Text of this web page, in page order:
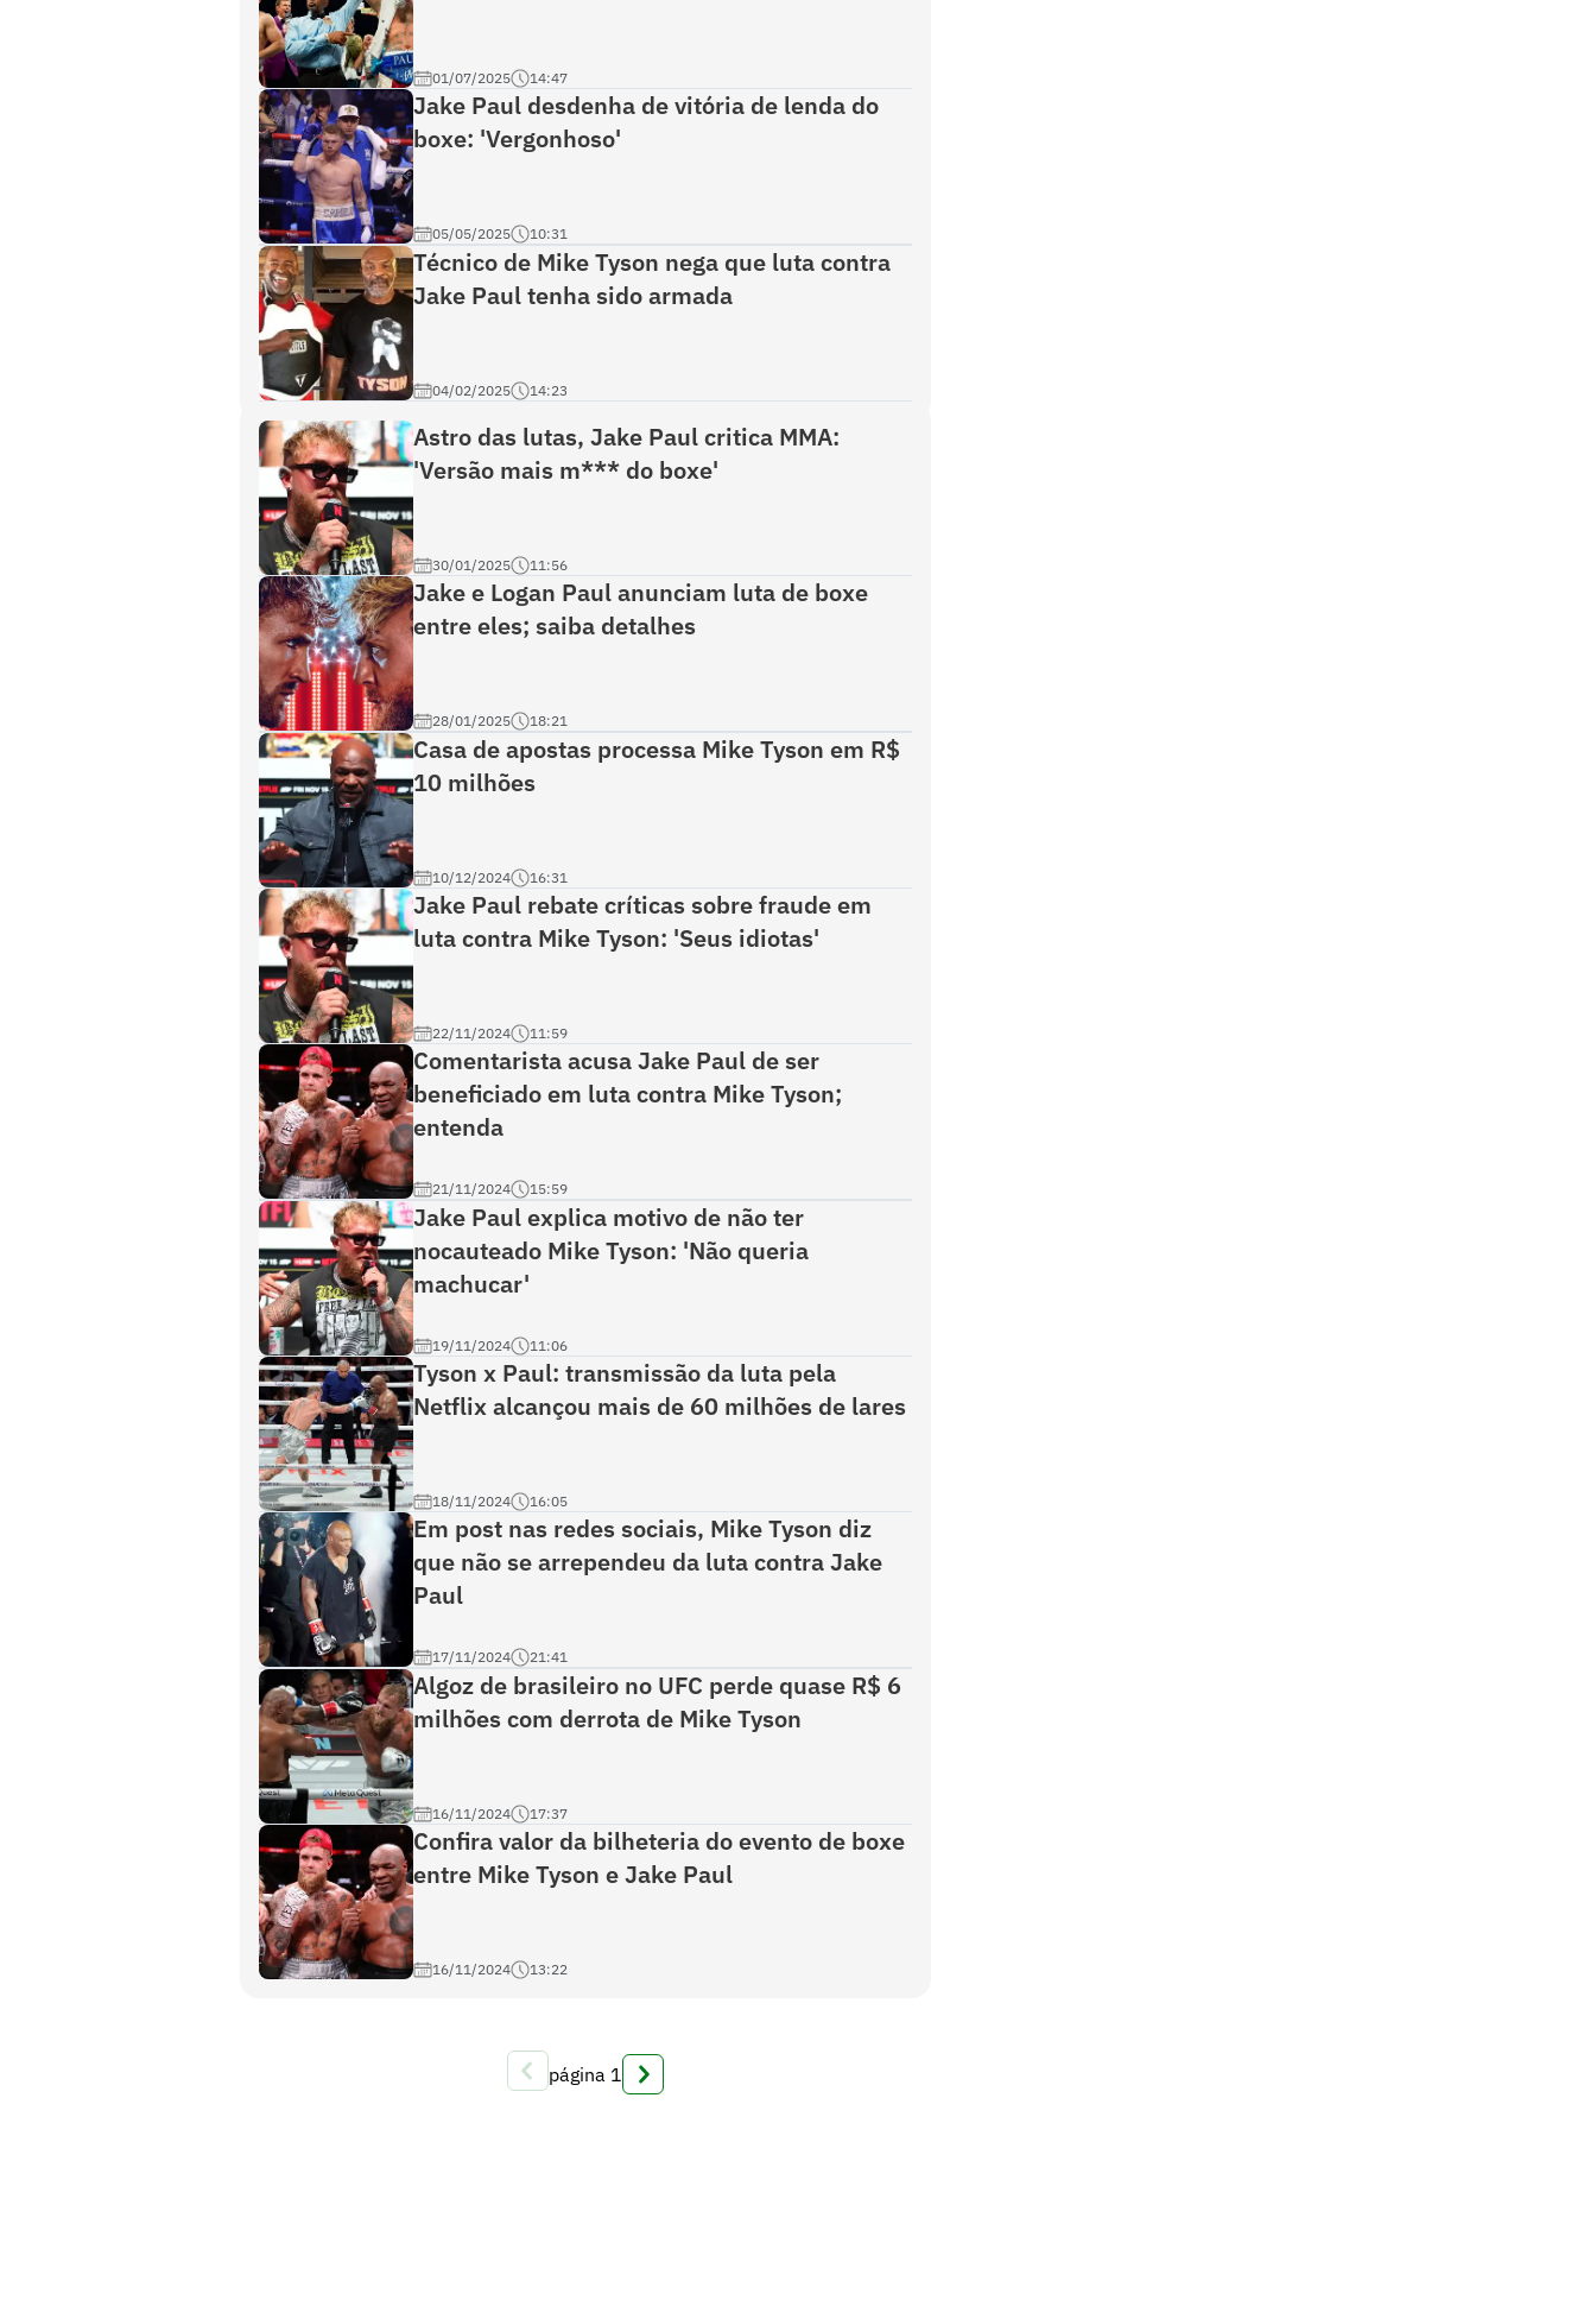
01/07/2025 14:47
Jake Paul desdenha de vitória de lenda do
boxe: 'Vergonhoso'
05/05/2025 10:31
Técnico de Mike Tyson nega que luta contra
Jake Paul tenha sido armada
04/02/2025 14:23
Astro das lutas, Jake Paul critica MMA:
'Versão mais m*** do boxe'
30/01/2025 11:56
Jake e Logan Paul anunciam luta de boxe
entre eles; saiba detalhes
28/01/2025 18:21
Casa de apostas processa Mike Tyson em R$
10 milhões
10/12/2024 16:31
Jake Paul rebate críticas sobre fraude em
luta contra Mike Tyson: 'Seus idiotas'
22/11/2024 11:59
Comentarista acusa Jake Paul de ser
beneficiado em luta contra Mike Tyson;
entenda
21/11/2024 15:59
Jake Paul explica motivo de não ter
nocauteado Mike Tyson: 'Não queria
machucar'
19/11/2024 11:06
Tyson x Paul: transmissão da luta pela
Netflix alcançou mais de 60 milhões de lares
18/11/2024 16:05
Em post nas redes sociais, Mike Tyson diz
que não se arrependeu da luta contra Jake
Paul
17/11/2024 21:41
Algoz de brasileiro no UFC perde quase R$ 6
milhões com derrota de Mike Tyson
16/11/2024 17:37
Confira valor da bilheteria do evento de boxe
entre Mike Tyson e Jake Paul
16/11/2024 13:22
página 1